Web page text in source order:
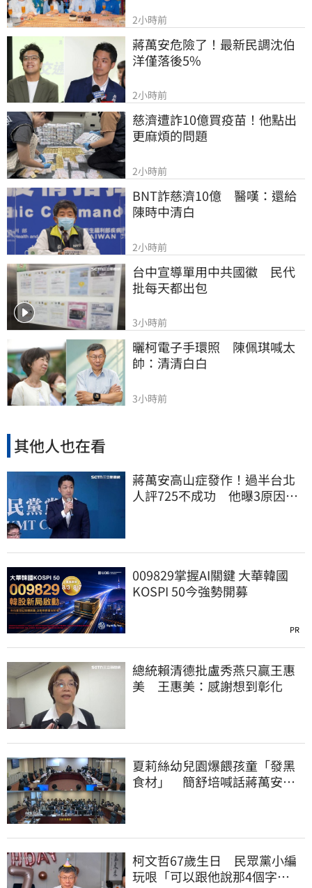
2小時前
蔣萬安危險了！最新民調沈伯
洋僅落後5%
2小時前
慈濟遭詐10億買疫苗！他點出
更麻煩的問題
2小時前
BNT詐慈濟10億　醫嘆：還給
陳時中清白
2小時前
台中宣導單用中共國徽　民代
批每天都出包
3小時前
曬柯電子手環照　陳佩琪喊太
帥：清清白白
3小時前
其他人也在看
蔣萬安高山症發作！過半台北
人評725不成功 他曝3原因：
009829掌握AI關鍵 大華韓國
KOSPI 50今強勢開募
PR
總統賴清德批盧秀燕只贏王惠
美 王惠美：感謝想到彰化
夏莉絲幼兒園爆餵孩童「發黑
食材」 簡舒培喊話蔣萬安：
柯文哲67歲生日 民眾黨小編
玩哏「可以跟他說那4個字